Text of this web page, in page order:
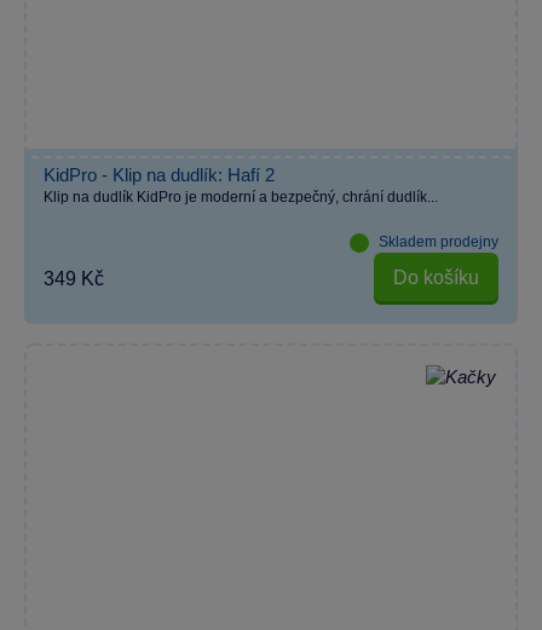
KidPro - Klip na dudlík: Hafí 2
Klip na dudlík KidPro je moderní a bezpečný, chrání dudlík...
Skladem prodejny
349 Kč Do košíku